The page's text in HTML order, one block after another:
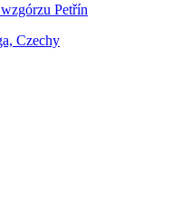
Petřín